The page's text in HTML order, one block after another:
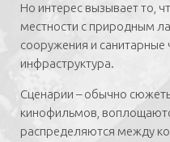
Но интерес вызывает то,
местности с природным
сооружения и санитарные
инфраструктура.
Сценарии – обычно
кинофильмов,
распределяются между